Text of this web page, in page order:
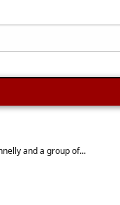
and a group of...